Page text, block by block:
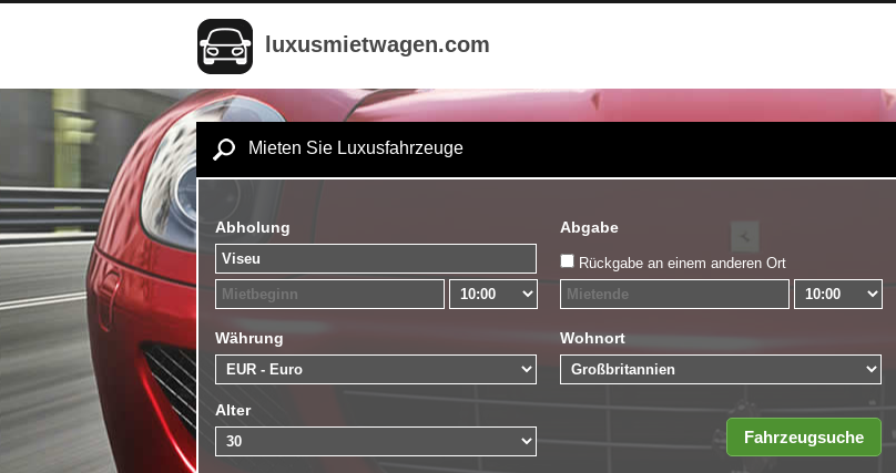
luxusmietwagen.com
Mieten Sie Luxusfahrzeuge
Abholung Abgabe
Rückgabe an einem anderen Ort
Währung Wohnort
Alter